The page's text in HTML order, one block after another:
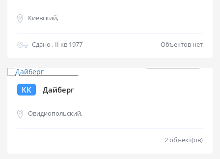
Киевский,
Сдано , II кв 1977 Объектов нет
КК Дайберг
Овидиопольский,
2 объект(ов)